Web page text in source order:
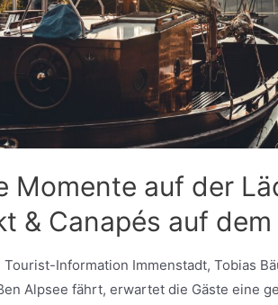
Momente auf der
& Canapés auf
Information Immenstadt, Tobias
Alpsee fährt, erwartet die Gäste eine